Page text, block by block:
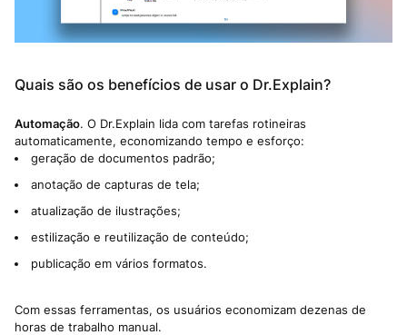
Quais são os benefícios de usar o Dr.Explain?
Automação. O Dr.Explain lida com tarefas rotineiras
automaticamente, economizando tempo e esforço:
geração de documentos padrão;
anotação de capturas de tela;
atualização de ilustrações;
estilização e reutilização de conteúdo;
publicação em vários formatos.
Com essas ferramentas, os usuários economizam dezenas de
horas de trabalho manual.